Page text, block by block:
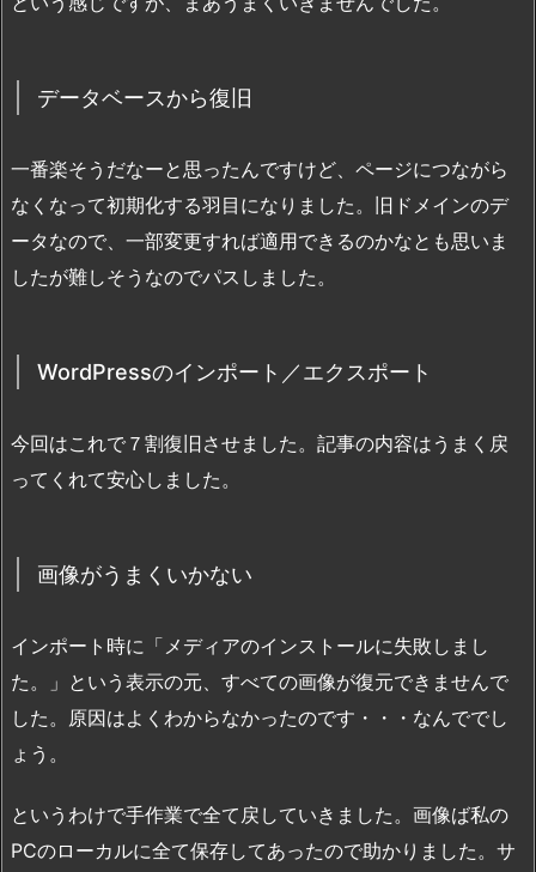
データベースから復旧
一番楽そうだなーと思ったんですけど、ページにつながら
なくなって初期化する羽目になりました。旧ドメインのデ
ータなので、一部変更すれば適用できるのかなとも思いま
したが難しそうなのでパスしました。
WordPressのインポート／エクスポート
今回はこれで７割復旧させました。記事の内容はうまく戻
ってくれて安心しました。
画像がうまくいかない
インポート時に「メディアのインストールに失敗しまし
た。」という表示の元、すべての画像が復元できませんで
した。原因はよくわからなかったのです・・・なんででし
ょう。
というわけで手作業で全て戻していきました。画像ば私の
PCのローカルに全て保存してあったので助かりました。サ